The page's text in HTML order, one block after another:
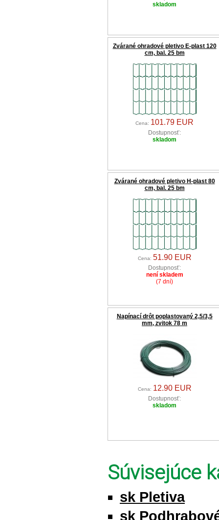
skladom
Zvárané ohradové pletivo E-plast 120
cm, bal. 25 bm
Cena: 101.79 EUR
Dostupnosť:
skladom
Zvárané ohradové pletivo H-plast 80
cm, bal. 25 bm
Cena: 51.90 EUR
Dostupnosť:
není skladem
(7 dní)
Napínací drôt poplastovaný 2,5/3,5
mm, zvitok 78 m
Cena: 12.90 EUR
Dostupnosť:
skladom
Súvisejúce
sk Pletiva
sk